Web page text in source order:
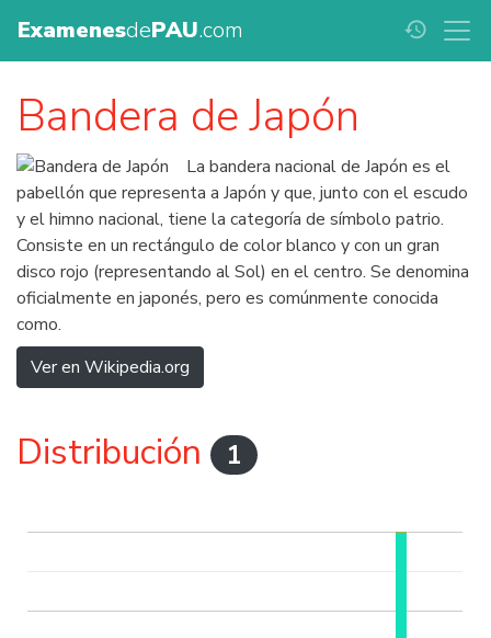
ExamenesdePAU.com history
Bandera de Japón
La bandera nacional de Japón es el
pabellón que representa a Japón y que, junto con el escudo
y el himno nacional, tiene la categoría de símbolo patrio.
Consiste en un rectángulo de color blanco y con un gran
disco rojo (representando al Sol) en el centro. Se denomina
oficialmente en japonés, pero es comúnmente conocida
como.
Ver en Wikipedia.org
Distribución 1